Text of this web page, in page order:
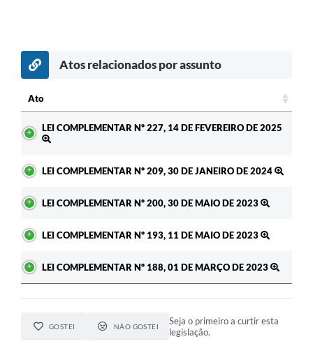
Atos relacionados por assunto
Ato
LEI COMPLEMENTAR Nº 227, 14 DE FEVEREIRO DE 2025
LEI COMPLEMENTAR Nº 209, 30 DE JANEIRO DE 2024
LEI COMPLEMENTAR Nº 200, 30 DE MAIO DE 2023
LEI COMPLEMENTAR Nº 193, 11 DE MAIO DE 2023
LEI COMPLEMENTAR Nº 188, 01 DE MARÇO DE 2023
GOSTEI NÃO GOSTEI
Seja o primeiro a curtir esta
legislação.